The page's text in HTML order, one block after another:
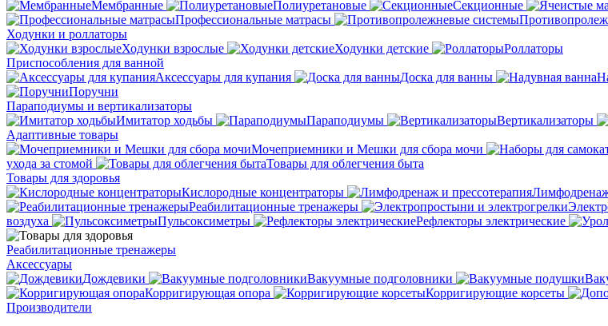
Мембранные
Полиуретановые Секционные
Профессиональные матрасы
Ходунки и роллаторы
Ходунки взрослые
Ходунки детские
Роллаторы
Приспособления для ванной
Аксессуары для купания
Доска для ванны
Поручни
Параподиумы и вертикализаторы
Имитатор ходьбы
Параподиумы Вертикализаторы
Адаптивные товары
Мочеприемники и Мешки для сбора мочи
ухода за стомой
Товары для облегчения быта
Товары для здоровья
Кислородные концентраторы
Реабилитационные тренажеры
воздуха
Пульсоксиметры Рефлекторы электрические
Реабилитационные тренажеры
Аксессуары
Дождевики
Вакуумные подголовники
Корригирующая опора
Корригирующие корсеты
Производители